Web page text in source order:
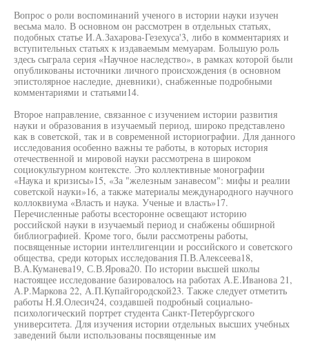
Вопрос о роли воспоминаний ученого в истории науки изучен
весьма мало. В основном он рассмотрен в отдельных статьях,
подобных статье И.А.Захарова-Гезехуса'3, либо в комментариях и
вступительных статьях к издаваемым мемуарам. Большую роль
здесь сыграла серия «Научное наследство», в рамках которой были
опубликованы источники личного происхождения (в основном
эпистолярное наследие, дневники), снабженные подробными
комментариями и статьями14.
Второе направление, связанное с изучением истории развития
науки и образования в изучаемый период, широко представлено
как в советской, так и в современной историографии. Для данного
исследования особенно важны те работы, в которых история
отечественной и мировой науки рассмотрена в широком
социокультурном контексте. Это коллективные монографии
«Наука и кризисы»15, «За "железным занавесом": мифы и реалии
советской науки»16, а также материалы международного научного
коллоквиума «Власть и наука. Ученые и власть»17.
Перечисленные работы всесторонне освещают историю
российской науки в изучаемый период и снабжены обширной
библиографией. Кроме того, были рассмотрены работы,
посвященные истории интеллигенции и российского и советского
общества, среди которых исследования П.В.Алексеева18,
В.А.Куманева19, С.В.Ярова20. По истории высшей школы
настоящее исследование базировалось на работах А.Е.Иванова 21,
А.Р.Маркова 22, А.П.Купайгородской23. Также следует отметить
работы Н.Я.Олесич24, создавшей подробный социально-
психологический портрет студента Санкт-Петербургского
университета. Для изучения истории отдельных высших учебных
заведений были использованы посвященные им